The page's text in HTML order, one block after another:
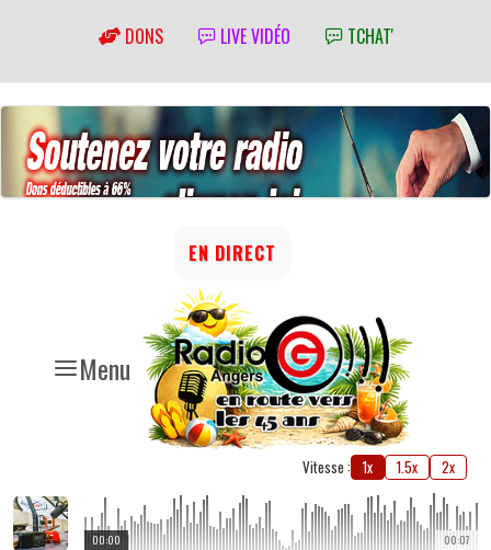
DONS LIVE VIDÉO TCHAT'
Menu
EN DIRECT
Vitesse : 1x 1.5x 2x
00:07
00:00